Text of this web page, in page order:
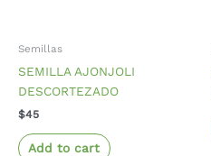
Semillas
SEMILLA AJONJOLI
DESCORTEZADO
$45
Add to cart